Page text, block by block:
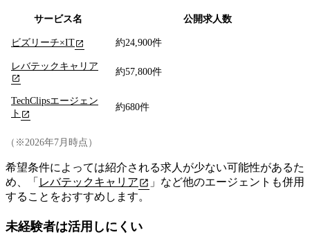
サービス名 公開求人数
ビズリーチ×IT 約24,900件
レバテックキャリア
約57,800件
TechClipsエージェン
ト
約680件
（※2026年7月時点）
希望条件によっては紹介される求人が少ない可能性があるた
め、「 レバテックキャリア
」など他のエージェントも併用
することをおすすめします。
未経験者は活用しにくい